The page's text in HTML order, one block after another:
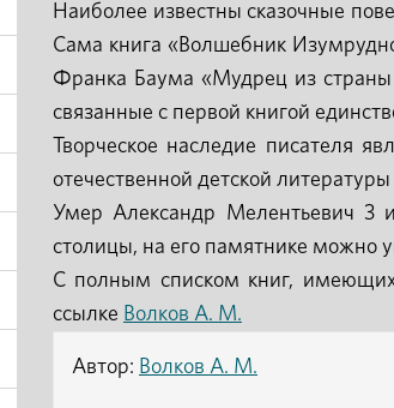
Наиболее известны сказочные
Сама книга «Волшебник
Франка Баума «Мудрец из
связанные с первой книгой
Творческое наследие писателя
отечественной детской литературы
Умер Александр Мелентьевич 3
столицы, на его памятнике можно
С полным списком книг,
ссылке Волков А. М.
Автор: Волков А. М.